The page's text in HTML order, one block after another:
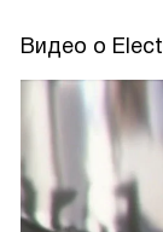
Видео о